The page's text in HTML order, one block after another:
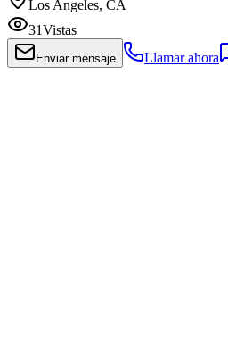
Los Angeles, CA
31Vistas
Enviar mensaje Llamar ahora